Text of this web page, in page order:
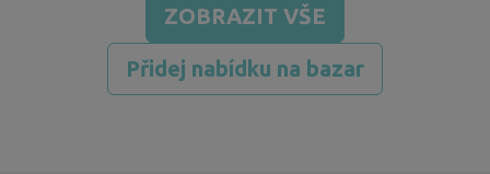
ZOBRAZIT VŠE
Přidej nabídku na bazar